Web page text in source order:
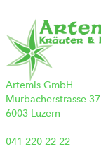
Artemis GmbH
Murbacherstrasse 37
6003 Luzern
041 220 22 22